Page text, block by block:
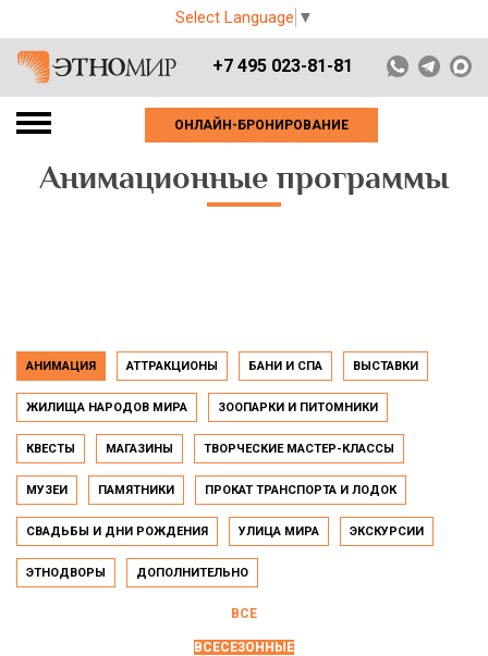
Select Language ▼
+7 495 023-81-81
ОНЛАЙН-БРОНИРОВАНИЕ
Анимационные программы
АНИМАЦИЯ АТТРАКЦИОНЫ БАНИ И СПА ВЫСТАВКИ
ЖИЛИЩА НАРОДОВ МИРА ЗООПАРКИ И ПИТОМНИКИ
КВЕСТЫ МАГАЗИНЫ ТВОРЧЕСКИЕ МАСТЕР-КЛАССЫ
МУЗЕИ ПАМЯТНИКИ ПРОКАТ ТРАНСПОРТА И ЛОДОК
СВАДЬБЫ И ДНИ РОЖДЕНИЯ УЛИЦА МИРА ЭКСКУРСИИ
ЭТНОДВОРЫ ДОПОЛНИТЕЛЬНО
ВСЕ
ВСЕСЕЗОННЫЕ